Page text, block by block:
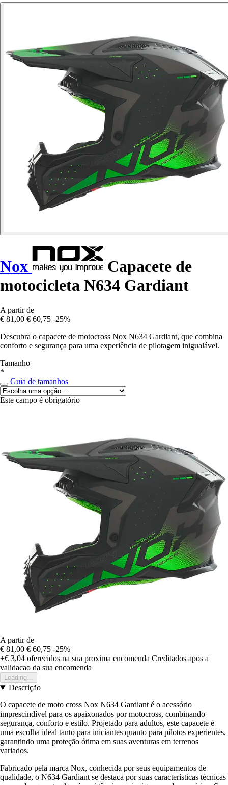
Nox
Capacete de
motocicleta N634 Gardiant
A partir de
€ 81,00 € 60,75 -25%
Descubra o capacete de motocross Nox N634 Gardiant, que combina
conforto e segurança para uma experiência de pilotagem inigualável.
Tamanho
*
Guia de tamanhos
Este campo é obrigatório
A partir de
€ 81,00 € 60,75 -25%
+€ 3,04 oferecidos na sua proxima encomenda Creditados apos a
validacao da sua encomenda
Loading...
Descrição
O capacete de moto cross Nox N634 Gardiant é o acessório
imprescindível para os apaixonados por motocross, combinando
segurança, conforto e estilo. Projetado para adultos, este capacete é
uma escolha ideal tanto para iniciantes quanto para pilotos experientes,
garantindo uma proteção ótima em suas aventuras em terrenos
variados.
Fabricado pela marca Nox, conhecida por seus equipamentos de
qualidade, o N634 Gardiant se destaca por suas características técnicas